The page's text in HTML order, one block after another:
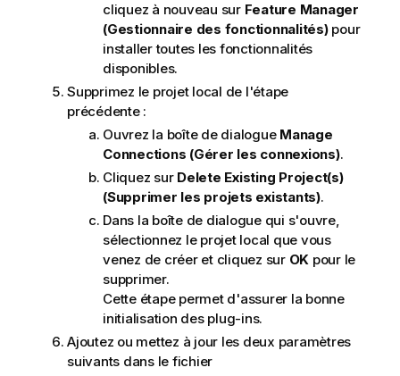
cliquez à nouveau sur Feature Manager
(Gestionnaire des fonctionnalités)pour
installer toutes les fonctionnalités
disponibles.
Supprimez le projet local de l'étape
précédente :
Ouvrez la boîte de dialogue Manage
Connections (Gérer les connexions).
Cliquez sur Delete Existing Project(s)
(Supprimer les projets existants).
Dans la boîte de dialogue qui s'ouvre,
sélectionnez le projet local que vous
venez de créer et cliquez sur OK pour le
supprimer.
Cette étape permet d'assurer la bonne
initialisation des plug-ins.
Ajoutez ou mettez à jour les deux paramètres
suivants dans le fichier